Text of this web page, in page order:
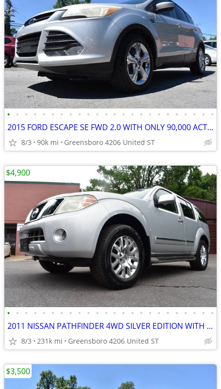
• • • • • • • • • • • • • • • • • • • • • • • •
2015 FORD ESCAPE SE FWD 2.0 WITH ONLY 90,000 ACTUAL MILES
8/3 90k mi Greensboro 4206 United ST
• • • • • • • • • • • • • • • • • • • • • • • •
2011 NISSAN PATHFINDER 4WD SILVER EDITION WITH 3RD ROW LEATHER SEATING
8/3 231k mi Greensboro 4206 United ST
$4,900
$3,500